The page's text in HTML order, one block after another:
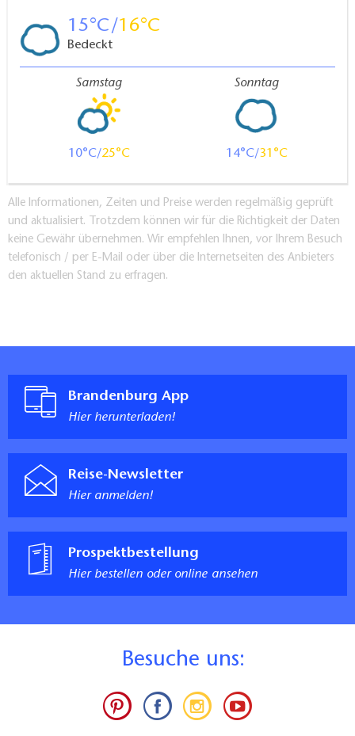
15 16
Bedeckt
Samstag
10 25
Sonntag
14 31
Alle Informationen, Zeiten und Preise werden regelmäßig geprüft
und aktualisiert. Trotzdem können wir für die Richtigkeit der Daten
keine Gewähr übernehmen. Wir empfehlen Ihnen, vor Ihrem Besuch
telefonisch / per E-Mail oder über die Internetseiten des Anbieters
den aktuellen Stand zu erfragen.
Brandenburg App
Hier herunterladen!
Reise-Newsletter
Hier anmelden!
Prospektbestellung
Hier bestellen oder online ansehen
Besuche uns: